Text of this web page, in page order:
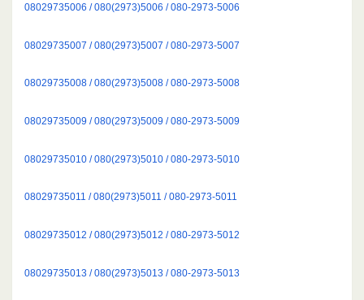
08029735006 / 080(2973)5006 / 080-2973-5006
08029735007 / 080(2973)5007 / 080-2973-5007
08029735008 / 080(2973)5008 / 080-2973-5008
08029735009 / 080(2973)5009 / 080-2973-5009
08029735010 / 080(2973)5010 / 080-2973-5010
08029735011 / 080(2973)5011 / 080-2973-5011
08029735012 / 080(2973)5012 / 080-2973-5012
08029735013 / 080(2973)5013 / 080-2973-5013